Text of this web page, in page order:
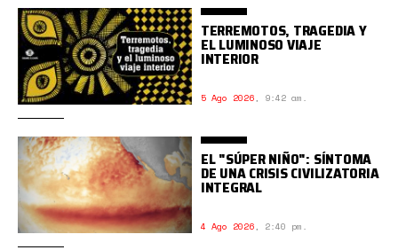
TERREMOTOS, TRAGEDIA Y
EL LUMINOSO VIAJE
INTERIOR
5 Ago 2026, 9:42 am.
EL "SÚPER NIÑO": SÍNTOMA
DE UNA CRISIS CIVILIZATORIA
INTEGRAL
4 Ago 2026, 2:40 pm.